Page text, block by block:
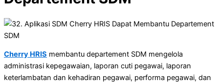
Cherry HRIS membantu departement SDM mengelola
administrasi kepegawaian, laporan cuti pegawai, laporan
keterlambatan dan kehadiran pegawai, performa pegawai, dan